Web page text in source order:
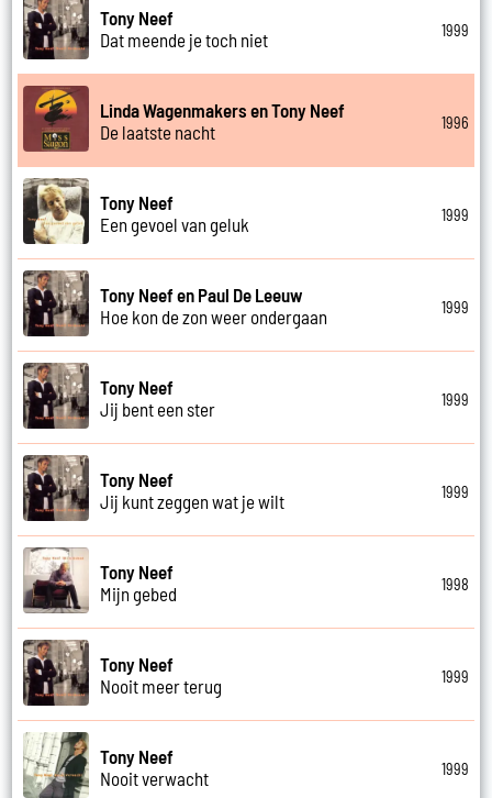
Tony Neef
Dat meende je toch niet
1999
Linda Wagenmakers en Tony Neef
De laatste nacht
1996
Tony Neef
Een gevoel van geluk
1999
Tony Neef en Paul De Leeuw
Hoe kon de zon weer ondergaan
1999
Tony Neef
Jij bent een ster
1999
Tony Neef
Jij kunt zeggen wat je wilt
1999
Tony Neef
Mijn gebed
1998
Tony Neef
Nooit meer terug
1999
Tony Neef
Nooit verwacht
1999